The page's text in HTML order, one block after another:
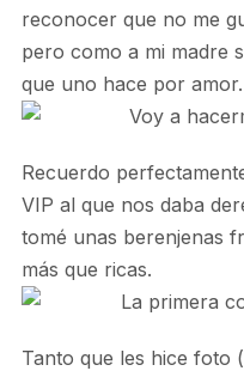
reconocer que no me
pero como a mi madre
que uno hace por amor.
Recuerdo
VIP al que nos daba
tomé unas berenjenas
más que ricas.
Tanto que les hice foto